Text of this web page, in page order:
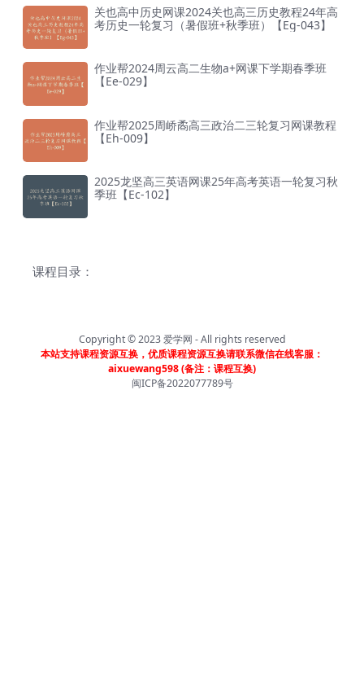
关也高中历史网课2024关也高三历史教程24年高
考历史一轮复习（暑假班+秋季班）【Eg-043】
作业帮2024周云高二生物a+网课下学期春季班
【Ee-029】
作业帮2025周峤矞高三政治二三轮复习网课教程
【Eh-009】
2025龙坚高三英语网课25年高考英语一轮复习秋
季班【Ec-102】
课程目录：
Copyright © 2023爱学网 - All rights reserved
本站支持课程资源互换，优质课程资源互换请联系微信在线客服：
aixuewang598 (备注：课程互换)
闽ICP备2022077789号